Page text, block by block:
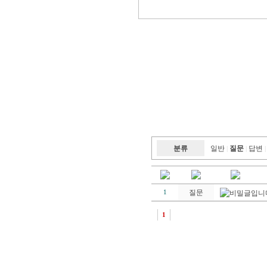
분류 일반 질문 답변
1 질문
1